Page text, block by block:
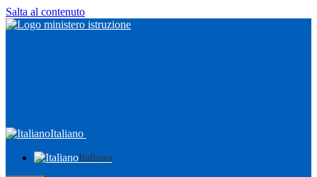
Salta al contenuto
Italiano
Italiano